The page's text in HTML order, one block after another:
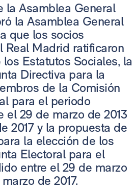
la Asamblea General
la Asamblea General
que los socios
Real Madrid ratificaron
Estatutos Sociales, la
Directiva para la
de la Comisión
para el periodo
el 29 de marzo de 2013
2017 y la propuesta de
la elección de los
Electoral para el
entre el 29 de marzo
de 2017.